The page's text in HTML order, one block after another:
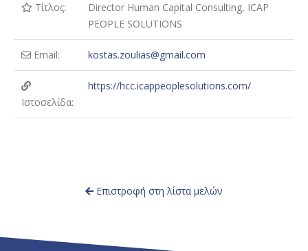
Τίτλος:
Director Human Capital Consulting, ICAP
PEOPLE SOLUTIONS
Email: kostas.zoulias@gmail.com
Ιστοσελίδα:
https://hcc.icappeoplesolutions.com/
Επιστροφή στη λίστα μελών